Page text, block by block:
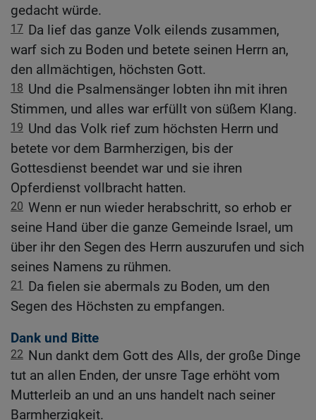
gedacht würde.
17 Da lief das ganze Volk eilends zusammen,
warf sich zu Boden und betete seinen Herrn an,
den allmächtigen, höchsten Gott.
18 Und die Psalmensänger lobten ihn mit ihren
Stimmen, und alles war erfüllt von süßem Klang.
19 Und das Volk rief zum höchsten Herrn und
betete vor dem Barmherzigen, bis der
Gottesdienst beendet war und sie ihren
Opferdienst vollbracht hatten.
20 Wenn er nun wieder herabschritt, so erhob er
seine Hand über die ganze Gemeinde Israel, um
über ihr den Segen des Herrn auszurufen und sich
seines Namens zu rühmen.
21
Da fielen sie abermals zu Boden, um den
Segen des Höchsten zu empfangen.
Dank und Bitte
22 Nun dankt dem Gott des Alls, der große Dinge
tut an allen Enden, der unsre Tage erhöht vom
Mutterleib an und an uns handelt nach seiner
Barmherzigkeit.